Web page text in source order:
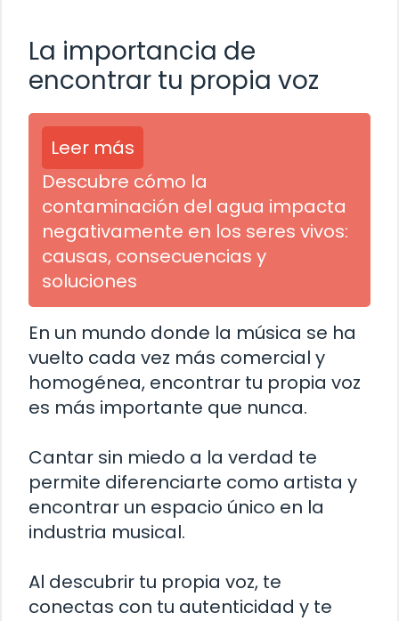
La importancia de
encontrar tu propia voz
Leer más
Descubre cómo la
contaminación del agua impacta
negativamente en los seres vivos:
causas, consecuencias y
soluciones
En un mundo donde la música se ha
vuelto cada vez más comercial y
homogénea, encontrar tu propia voz
es más importante que nunca.
Cantar sin miedo a la verdad te
permite diferenciarte como artista y
encontrar un espacio único en la
industria musical.
Al descubrir tu propia voz, te
conectas con tu autenticidad y te